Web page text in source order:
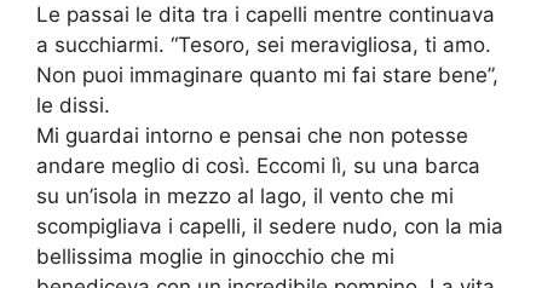
Le passai le dita tra i capelli mentre continuava
a succhiarmi. “Tesoro, sei meravigliosa, ti amo.
Non puoi immaginare quanto mi fai stare bene”,
le dissi.
Mi guardai intorno e pensai che non potesse
andare meglio di così. Eccomi lì, su una barca
su un’isola in mezzo al lago, il vento che mi
scompigliava i capelli, il sedere nudo, con la mia
bellissima moglie in ginocchio che mi